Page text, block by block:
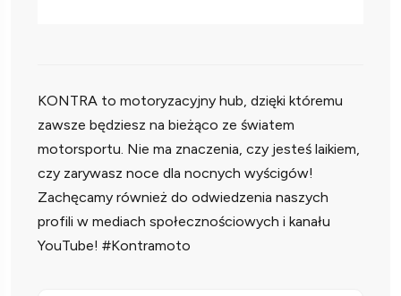
KONTRA to motoryzacyjny hub, dzięki któremu
zawsze będziesz na bieżąco ze światem
motorsportu. Nie ma znaczenia, czy jesteś laikiem,
czy zarywasz noce dla nocnych wyścigów!
Zachęcamy również do odwiedzenia naszych
profili w mediach społecznościowych i kanału
YouTube! #Kontramoto